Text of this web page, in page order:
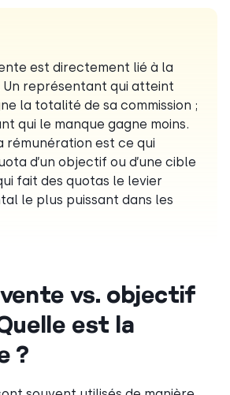
est directement lié à la
Un représentant qui atteint
la totalité de sa commission ;
qui le manque gagne moins.
rémunération est ce qui
d’un objectif ou d’une cible
fait des quotas le levier
le plus puissant dans les
vs. objectif
est la
?